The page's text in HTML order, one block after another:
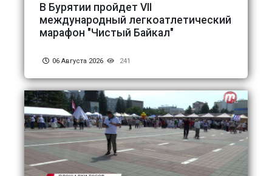
В Бурятии пройдет VII
международный легкоатлетический
марафон "Чистый Байкал"
06 Августа 2026 241